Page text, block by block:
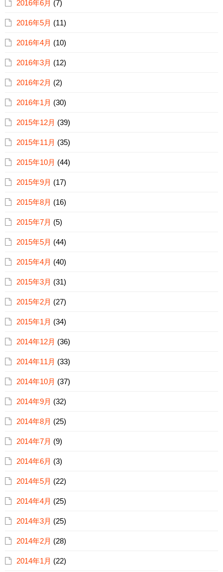
2016年6月 (7)
2016年5月 (11)
2016年4月 (10)
2016年3月 (12)
2016年2月 (2)
2016年1月 (30)
2015年12月 (39)
2015年11月 (35)
2015年10月 (44)
2015年9月 (17)
2015年8月 (16)
2015年7月 (5)
2015年5月 (44)
2015年4月 (40)
2015年3月 (31)
2015年2月 (27)
2015年1月 (34)
2014年12月 (36)
2014年11月 (33)
2014年10月 (37)
2014年9月 (32)
2014年8月 (25)
2014年7月 (9)
2014年6月 (3)
2014年5月 (22)
2014年4月 (25)
2014年3月 (25)
2014年2月 (28)
2014年1月 (22)